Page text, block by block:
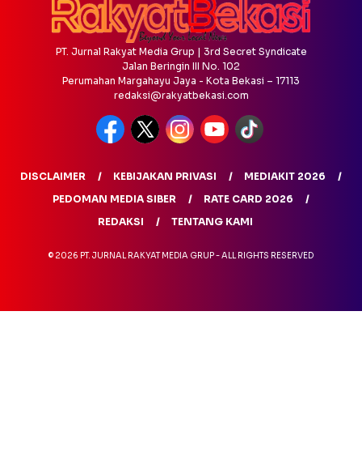
PT. Jurnal Rakyat Media Grup | 3rd Secret Syndicate
Jalan Beringin III No. 102
Perumahan Margahayu Jaya - Kota Bekasi – 17113
redaksi@rakyatbekasi.com
DISCLAIMER KEBIJAKAN PRIVASI
MEDIAKIT 2026
PEDOMAN MEDIA SIBER
RATE CARD 2026
REDAKSI
TENTANG KAMI
© 2026 PT. JURNAL RAKYAT MEDIA GRUP - ALL RIGHTS RESERVED